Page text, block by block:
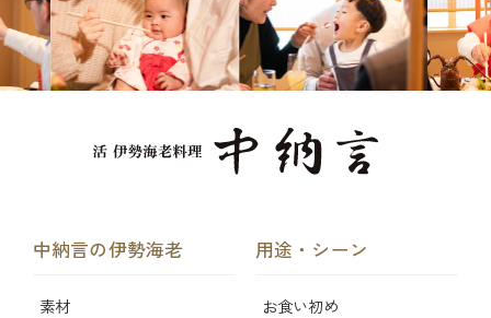
中納言の伊勢海老
素材
用途・シーン
お食い初め